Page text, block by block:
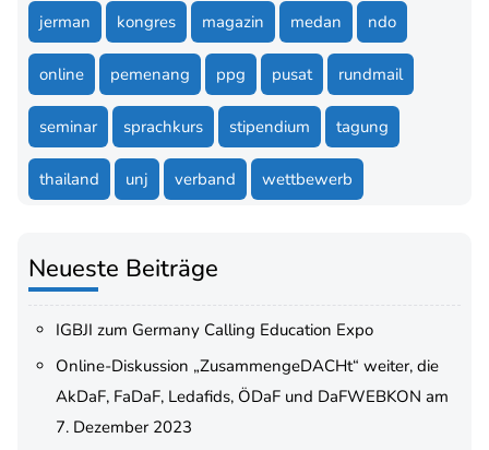
jerman kongres magazin medan ndo
online pemenang ppg pusat rundmail
seminar sprachkurs stipendium tagung
thailand unj verband wettbewerb
Neueste Beiträge
IGBJI zum Germany Calling Education Expo
Online-Diskussion „ZusammengeDACHt“ weiter, die
AkDaF, FaDaF, Ledafids, ÖDaF und DaFWEBKON am
7. Dezember 2023